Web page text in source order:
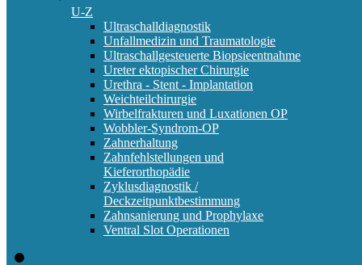
U-Z
Ultraschalldiagnostik
Unfallmedizin und Traumatologie
Ultraschallgesteuerte Biopsieentnahme
Ureter ektopischer Chirurgie
Urethra - Stent - Implantation
Weichteilchirurgie
Wirbelfrakturen und Luxationen OP
Wobbler-Syndrom-OP
Zahnerhaltung
Zahnfehlstellungen und
Kieferorthopädie
Zyklusdiagnostik /
Deckzeitpunktbestimmung
Zahnsanierung und Prophylaxe
Ventral Slot Operationen